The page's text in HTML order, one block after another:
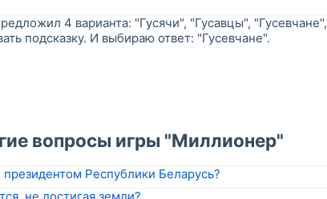
4 варианта: "Гусячи", "Гусавцы", "Гусевчане",
подсказку. И выбираю ответ: "Гусевчане".
вопросы игры "Миллионер"
Республики Беларусь?